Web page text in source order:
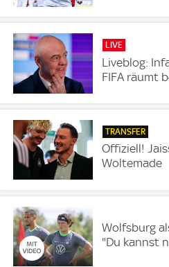
LIVE
Liveblog:
FIFA räumt
TRANSFER
Offiziell!
Woltemade
Wolfsburg
"Du kannst